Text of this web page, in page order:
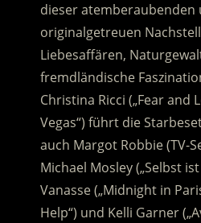
dieser atemberaubenden
originalgetreuen
Liebesaffären,
fremdländische
Christina Ricci („Fear and
Vegas“) führt die
auch Margot Robbie (TV-
Michael Mosley („Selbst
Vanasse („Midnight in
Help“) und Kelli Garner